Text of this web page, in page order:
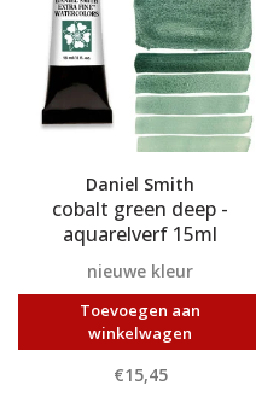
Daniel Smith
cobalt green deep -
aquarelverf 15ml
nieuwe kleur
Toevoegen aan
winkelwagen
€15,45